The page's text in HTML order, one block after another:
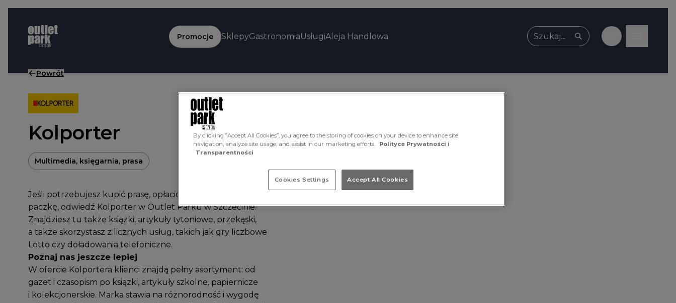
Przejdź do treści
Promocje SklepyGastronomiaUsługiAleja Handlowa
Wpisz, czego szukasz
Powrót
Kolporter
Multimedia, księgarnia, prasa
Jeśli potrzebujesz kupić prasę, opłacić rachunki lub odebrać
paczkę, odwiedź Kolporter w Outlet Parku w Szczecinie.
Znajdziesz tu także książki, artykuły tytoniowe, przekąski,
a także skorzystasz z licznych usług, takich jak gry liczbowe
Lotto czy doładowania telefoniczne.
Poznaj nas jeszcze lepiej
W ofercie Kolportera klienci znajdą pełny asortyment: od
gazet i czasopism po książki, artykuły szkolne, papiernicze
i kolekcjonerskie. Marka stawia na różnorodność i wygodę
By clicking “Accept All Cookies”, you agree to the storing of cookies on your device to enhance site
navigation, analyze site usage, and assist in our marketing efforts.
Polityce Prywatności i
Transparentności
Cookies Settings Accept All Cookies